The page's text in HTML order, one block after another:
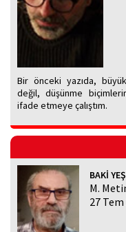
Bir önceki yazıda,
değil, düşünme
ifade etmeye çalıştım.
BAKİ
M.
27 Tem